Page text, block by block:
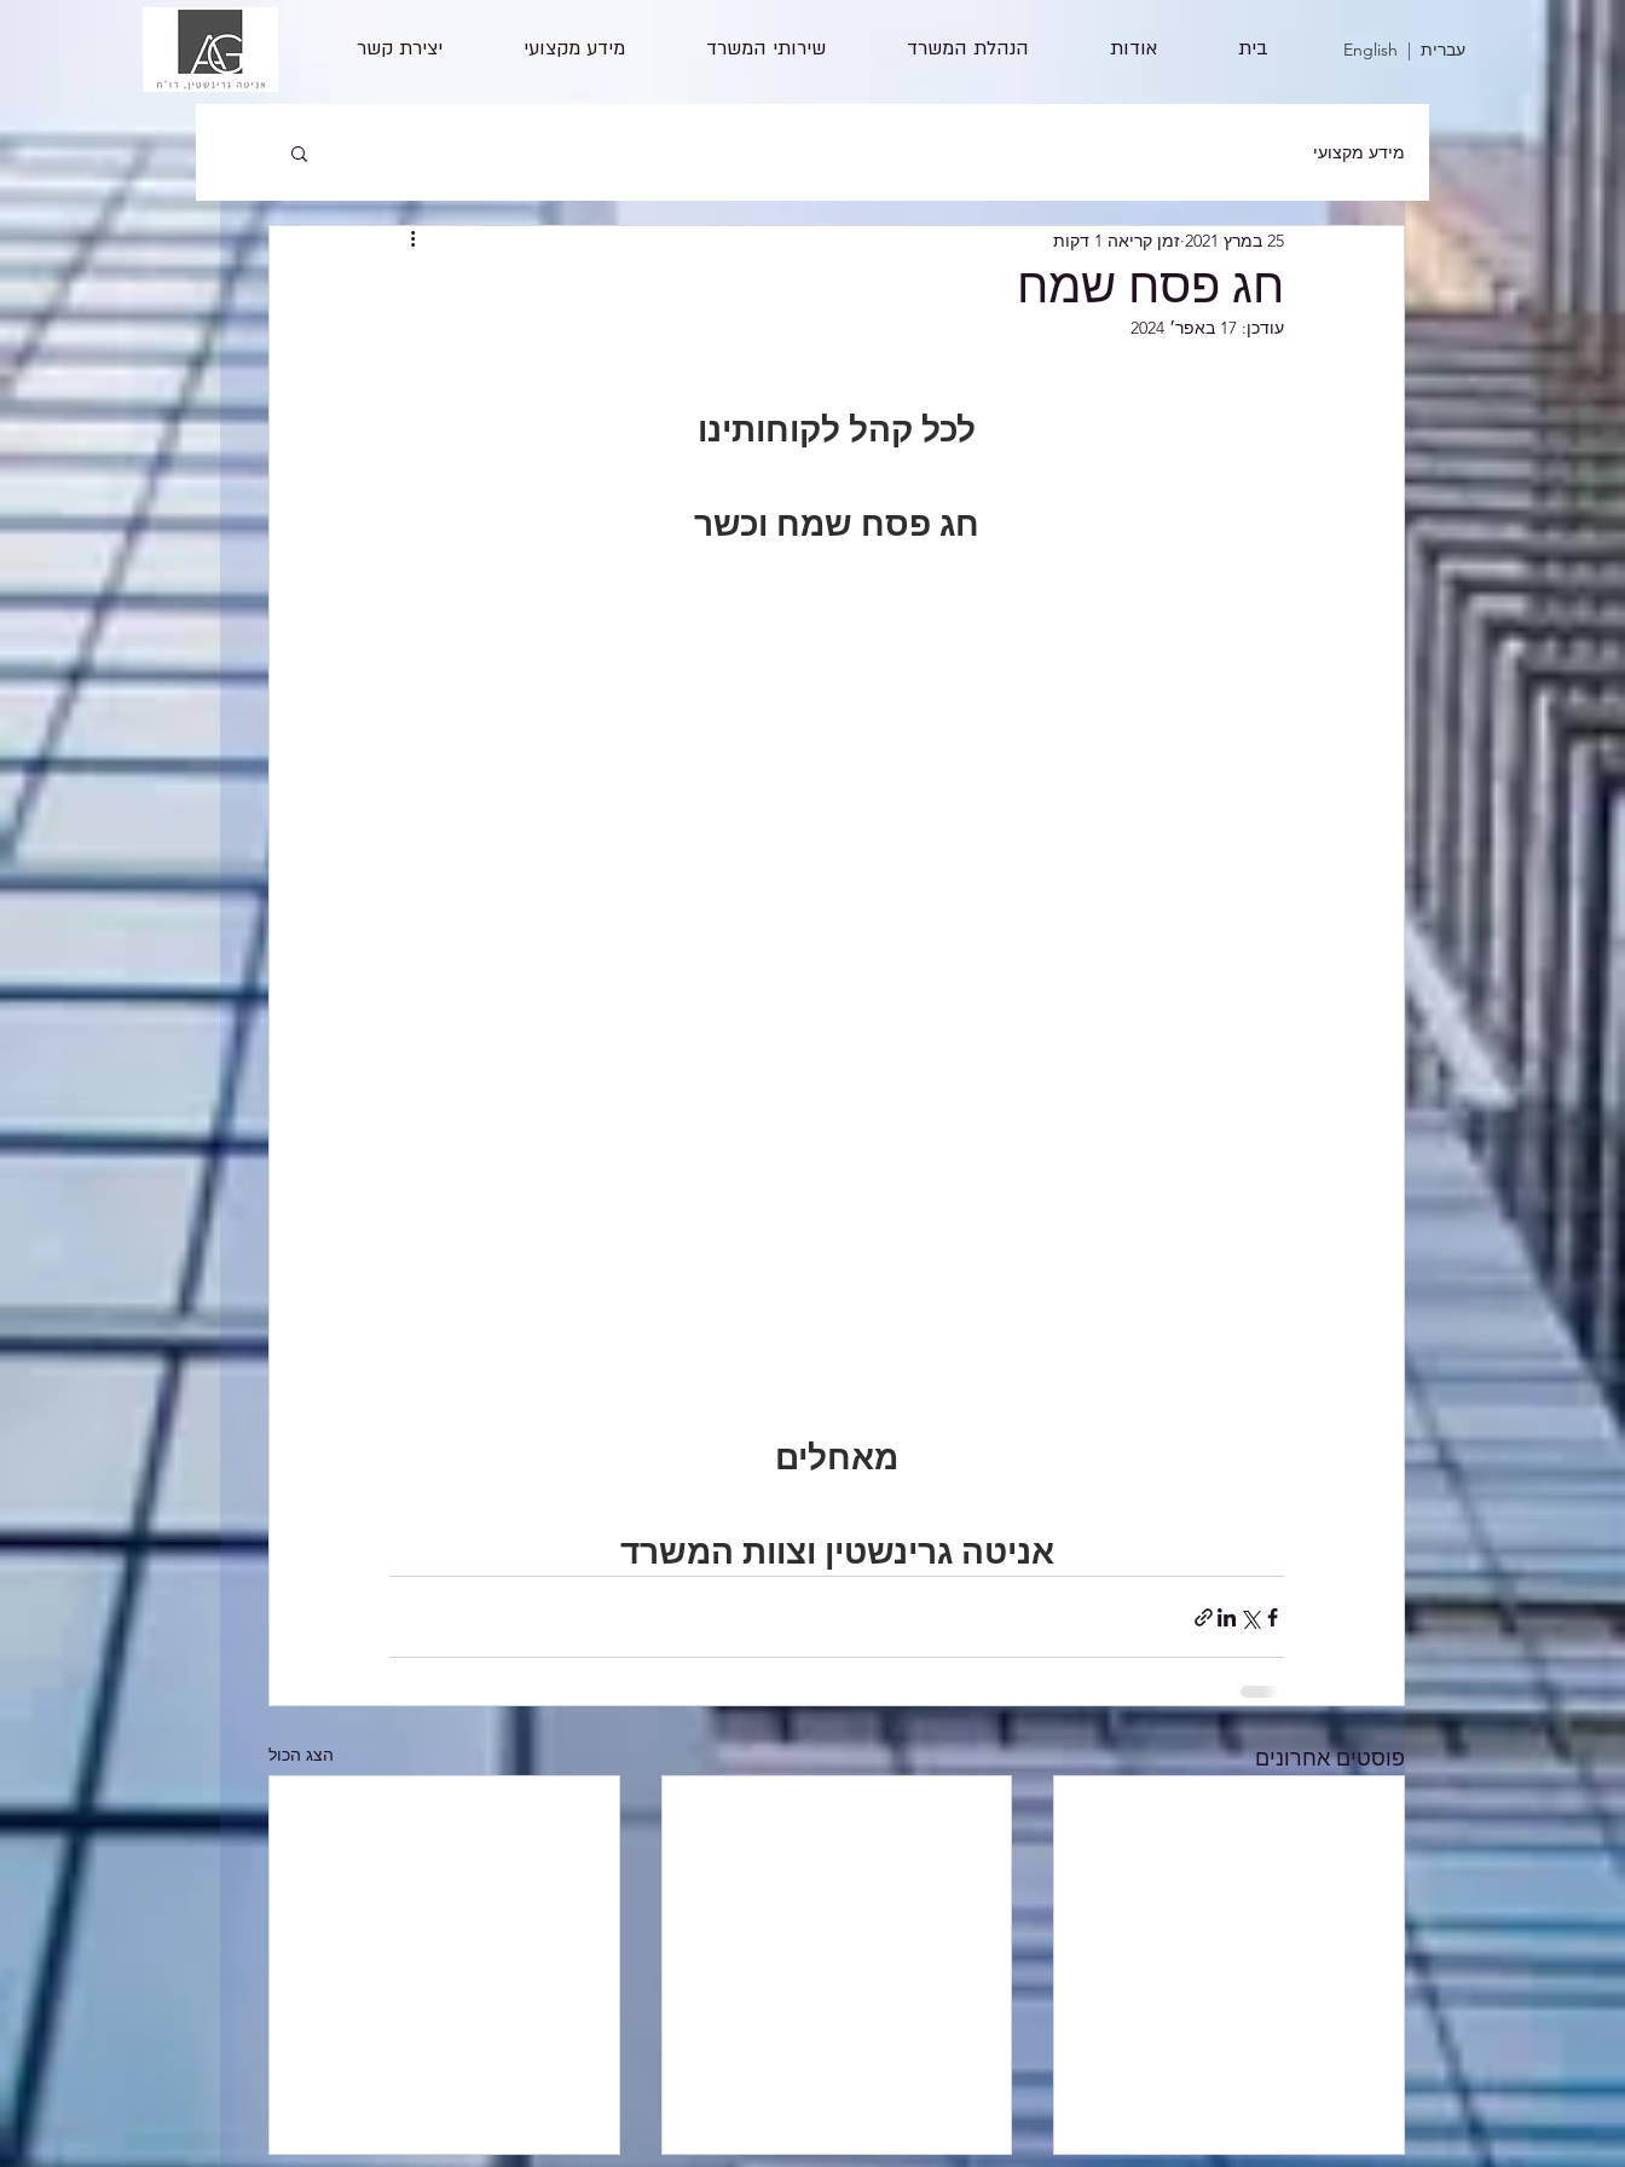
בית אודות הנהלת המשרד שירותי המשרד מידע מקצועי יצירת קשר English | עברית
מידע מקצועי
חג פסח שמח
25 במרץ 2021 זמן קריאה 1 דקות
עודכן: 17 באפר׳ 2024
לכל קהל לקוחותינו
חג פסח שמח וכשר
מאחלים
אניטה גרינשטין וצוות המשרד
פוסטים אחרונים הצג הכול